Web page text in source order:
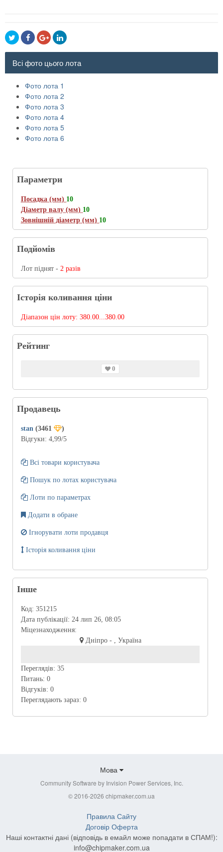
Всі фото цього лота
Фото лота 1
Фото лота 2
Фото лота 3
Фото лота 4
Фото лота 5
Фото лота 6
Параметри
Посадка (мм) 10
Діаметр валу (мм) 10
Зовнішній діаметр (мм) 10
Подйомів
Лот піднят - 2 разів
Історія коливання ціни
Діапазон цін лоту: 380.00...380.00
Рейтинг
0
Продавець
stan (3461
)
Відгуки: 4,99/5
Всі товари користувача
Пошук по лотах користувача
Лоти по параметрах
Додати в обране
Ігнорувати лоти продавця
Історія коливання ціни
Інше
Код: 351215
Дата публікації: 24 лип 26, 08:05
Міцезнаходження:
Дніпро - , Україна
Переглядів: 35
Питань: 0
Відгуків: 0
Переглядають зараз: 0
Мова
Community Software by Invision Power Services, Inc.
© 2016-2026 chipmaker.com.ua
Правила Сайту
Договір Оферта
Наші контактні дані (відповідь в емайл може попадати в СПАМ!):
info@chipmaker.com.ua